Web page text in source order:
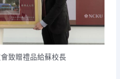
致贈禮品給蘇校長